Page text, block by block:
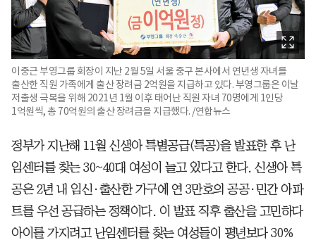
이중근 부영그룹 회장이 지난 2월 5일 서울 중구 본사에서 연년생 자녀를
출산한 직원 가족에게 출산 장려금 2억원을 지급하고 있다. 부영그룹은 이날
저출생 극복을 위해 2021년 1월 이후 태어난 직원 자녀 70명에게 1인당
1억원씩, 총 70억원의 출산 장려금을 지급했다. /연합뉴스
정부가 지난해 11월 신생아 특별공급(특공)을 발표한 후 난
임센터를 찾는 30~40대 여성이 늘고 있다고 한다. 신생아 특
공은 2년 내 임신·출산한 가구에 연 3만호의 공공·민간 아파
트를 우선 공급하는 정책이다. 이 발표 직후 출산을 고민하다
아이를 가지려고 난임센터를 찾는 여성들이 평년보다 30%